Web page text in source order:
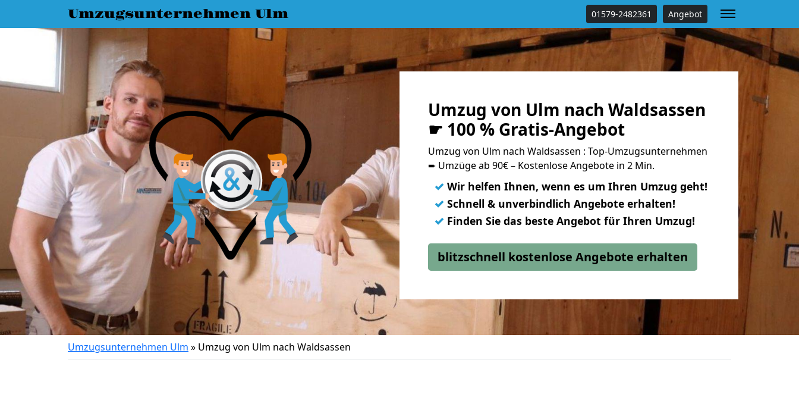
Umzugsunternehmen Ulm 01579-2482361 Angebot
Umzug von Ulm nach Waldsassen
☛ 100 % Gratis-Angebot
Umzug von Ulm nach Waldsassen : Top-Umzugsunternehmen
➨ Umzüge ab 90€ – Kostenlose Angebote in 2 Min.
✓ Wir helfen Ihnen, wenn es um Ihren Umzug geht!
✓ Schnell & unverbindlich Angebote erhalten!
✓ Finden Sie das beste Angebot für Ihren Umzug!
blitzschnell kostenlose Angebote erhalten
Umzugsunternehmen Ulm » Umzug von Ulm nach Waldsassen